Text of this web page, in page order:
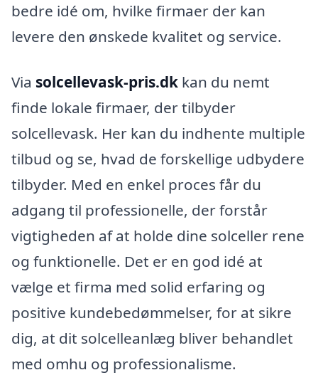
bedre idé om, hvilke firmaer der kan
levere den ønskede kvalitet og service.
Via solcellevask-pris.dk kan du nemt
finde lokale firmaer, der tilbyder
solcellevask. Her kan du indhente multiple
tilbud og se, hvad de forskellige udbydere
tilbyder. Med en enkel proces får du
adgang til professionelle, der forstår
vigtigheden af at holde dine solceller rene
og funktionelle. Det er en god idé at
vælge et firma med solid erfaring og
positive kundebedømmelser, for at sikre
dig, at dit solcelleanlæg bliver behandlet
med omhu og professionalisme.